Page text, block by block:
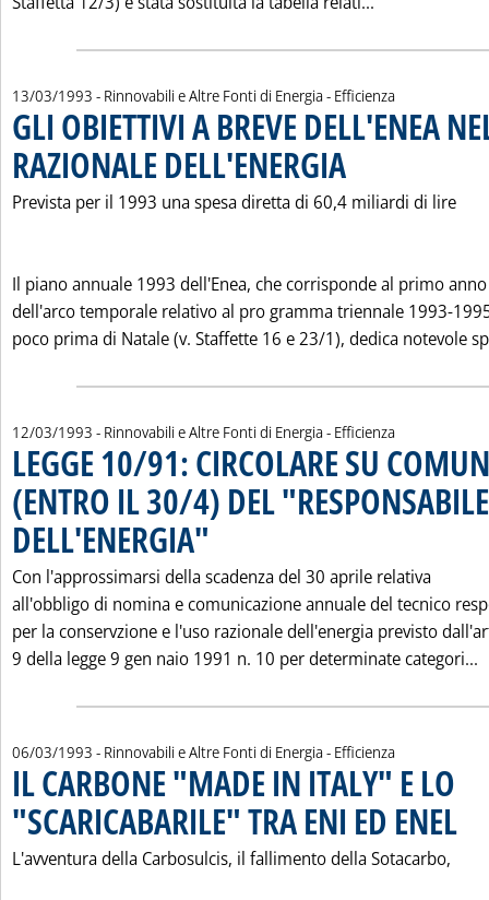
13/03/1993 - Rinnovabili e Altre Fonti di Energia - Efficienza
GLI OBIETTIVI A BREVE DELL'ENEA
RAZIONALE DELL'ENERGIA
Prevista per il 1993 una spesa diretta di 60,4 miliardi di lire
Il piano annuale 1993 dell'Enea, che corrisponde al primo anno
dell'arco temporale relativo al pro gramma triennale 1993-
poco prima di Natale (v. Staffette 16 e 23/1), dedica notevole
12/03/1993 - Rinnovabili e Altre Fonti di Energia - Efficienza
LEGGE 10/91: CIRCOLARE SU
(ENTRO IL 30/4) DEL "RESPONSABILE
DELL'ENERGIA"
Con l'approssimarsi della scadenza del 30 aprile relativa
all'obbligo di nomina e comunicazione annuale del tecnico
per la conservzione e l'uso razionale dell'energia previsto
9 della legge 9 gen naio 1991 n. 10 per determinate categori...
06/03/1993 - Rinnovabili e Altre Fonti di Energia - Efficienza
IL CARBONE "MADE IN ITALY" E LO
"SCARICABARILE" TRA ENI ED ENEL
L'avventura della Carbosulcis, il fallimento della Sotacarbo,